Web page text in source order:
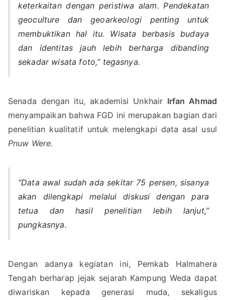
keterkaitan dengan peristiwa alam. Pendekatan
geoculture dan geoarkeologi penting untuk
membuktikan hal itu. Wisata berbasis budaya
dan identitas jauh lebih berharga dibanding
sekadar wisata foto,” tegasnya.
Senada dengan itu, akademisi Unkhair Irfan Ahmad
menyampaikan bahwa FGD ini merupakan bagian dari
penelitian kualitatif untuk melengkapi data asal usul
Pnuw Were.
“Data awal sudah ada sekitar 75 persen, sisanya
akan dilengkapi melalui diskusi dengan para
tetua dan hasil penelitian lebih lanjut,”
pungkasnya.
Dengan adanya kegiatan ini, Pemkab Halmahera
Tengah berharap jejak sejarah Kampung Weda dapat
diwariskan kepada generasi muda, sekaligus